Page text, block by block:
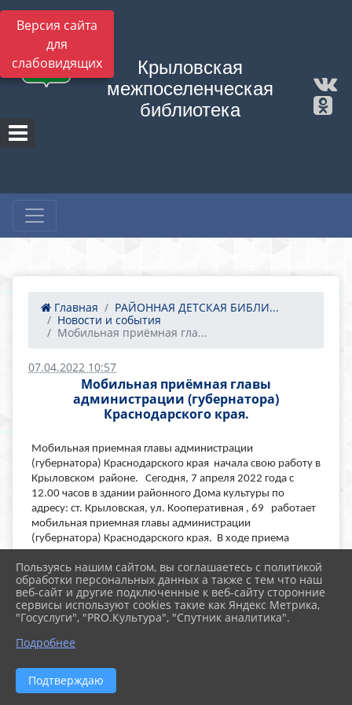
Версия сайта
для
слабовидящих
Крыловская
межпоселенческая
библиотека
Главная
РАЙОННАЯ ДЕТСКАЯ БИБЛИ...
Новости и события
Мобильная приёмная гла...
07.04.2022 10:57
Мобильная приёмная главы
администрации (губернатора)
Краснодарского края.
Мобильная приемная главы администрации
(губернатора) Краснодарского края начала свою работу в
Крыловском районе. Сегодня, 7 апреля 2022 года с
12.00 часов в здании районного Дома культуры по
адресу: ст. Крыловская, ул. Кооперативная , 69 работает
мобильная приемная главы администрации
(губернатора) Краснодарского края. В ходе приема
специалистов администрации и органов исполнительной
власти Краснодарского края по решению ваших
вопросов. Приглашаем всех желающих принять участие в
работе мобильной приемной.
#Культура_Кубани
#культураКрыловскогорайона
Пользуясь нашим сайтом, вы соглашаетесь с политикой
обработки персональных данных а также с тем что наш
веб-сайт и другие подключенные к веб-сайту сторонние
сервисы используют cookies такие как Яндекс Метрика,
"Госуслуги", "PRO.Культура", "Спутник аналитика".
Подробнее
Подтверждаю